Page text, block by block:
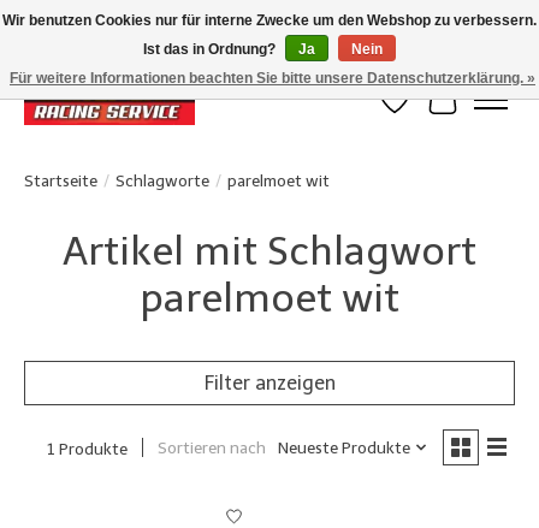
Klanten beoordelen ons met een 4,8/5 op Google reviews
Wunschzettel
Ihr
Startseite / Schlagworte / parelmoet wit
Artikel mit Schlagwort
parelmoet wit
Filter anzeigen
1 Produkte Sortieren nach Neueste Produkte
Wir benutzen Cookies nur für interne Zwecke um den Webshop zu verbessern.
Ist das in Ordnung?
Ja
Nein
Für weitere Informationen beachten Sie bitte unsere Datenschutzerklärung. »